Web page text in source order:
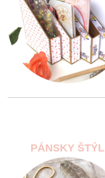
PÁNSKY ŠTÝL